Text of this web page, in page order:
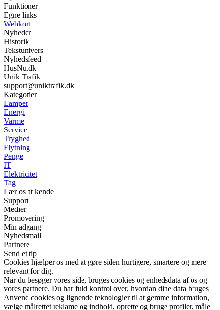
Funktioner
Egne links
Webkort
Nyheder
Historik
Tekstunivers
Nyhedsfeed
HusNu.dk
Unik Trafik
support@uniktrafik.dk
Kategorier
Lamper
Energi
Varme
Service
Tryghed
Flytning
Penge
IT
Elektricitet
Tag
Lær os at kende
Support
Medier
Promovering
Min adgang
Nyhedsmail
Partnere
Send et tip
Cookies hjælper os med at gøre siden hurtigere, smartere og mere
relevant for dig.
Når du besøger vores side, bruges cookies og enhedsdata af os og
vores partnere. Du har fuld kontrol over, hvordan dine data bruges
Anvend cookies og lignende teknologier til at gemme information,
vælge målrettet reklame og indhold, oprette og bruge profiler, måle